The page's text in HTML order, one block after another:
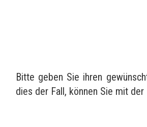
Bitte geben Sie ihren
dies der Fall, können Sie mit